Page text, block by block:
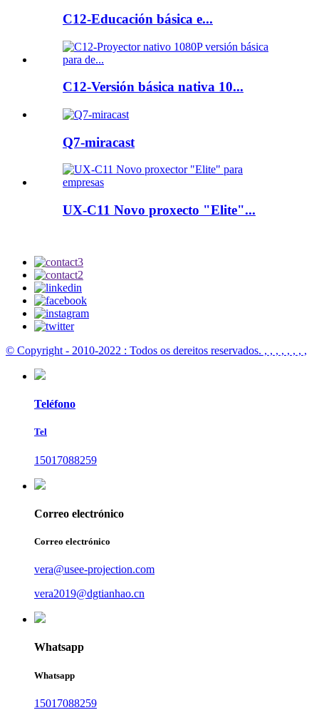
C12-Educación básica e...
C12-Versión básica nativa 10...
Q7-miracast
UX-C11 Novo proxecto "Elite"...
© Copyright - 2010-2022 : Todos os dereitos reservados. , , , , , , , ,
Teléfono
Tel
15017088259
Correo electrónico
Correo electrónico
vera@usee-projection.com
vera2019@dgtianhao.cn
Whatsapp
Whatsapp
15017088259